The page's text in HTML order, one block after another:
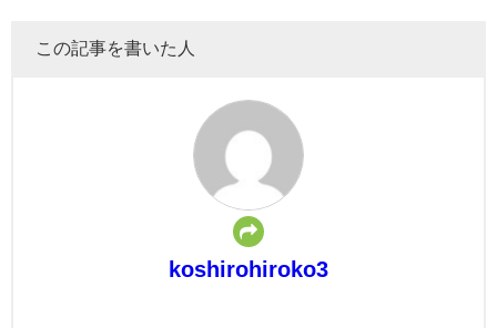
この記事を書いた人
koshirohiroko3